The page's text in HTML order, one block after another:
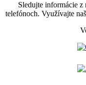
Sledujte informácie
telefónoch. Využívajte